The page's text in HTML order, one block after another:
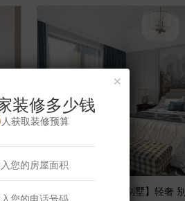
【案例】 【阳光假日别墅】轻奢
×
装修多少钱
人获取装修预算